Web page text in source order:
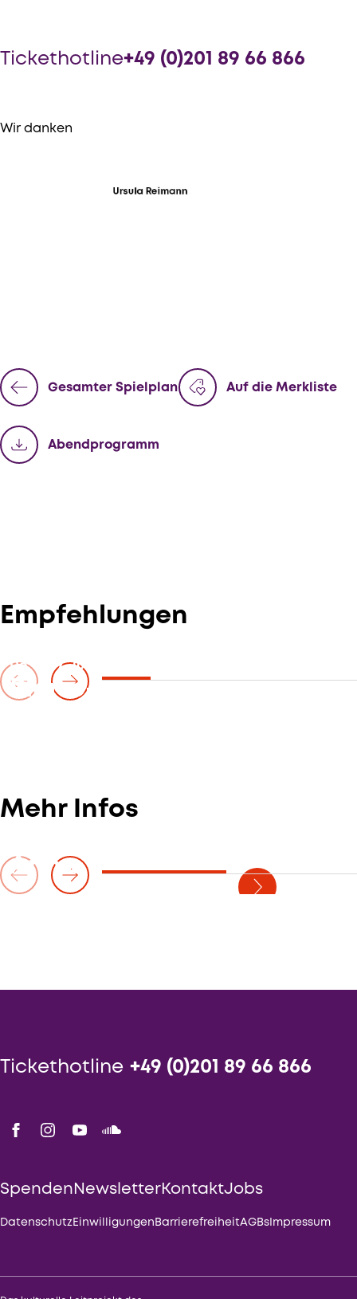
Gesamter Spielplan Auf die Merkliste
Abend­programm
Tickethotline+49 (0)201 89 66 866
Wir danken
Empfehlungen
Pierre-Laurent Aimard
Mehr Infos
Anna Vinnitskaya
Tickethotline +49 (0)201 89 66 866
Spenden NewsletterKontaktJobs
DatenschutzEinwilligungen BarrierefreiheitAGBs Impressum